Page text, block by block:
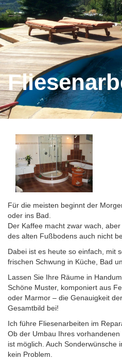
Für die meisten beginnt der
oder ins Bad.
Der Kaffee macht zwar wach,
des alten Fußbodens auch nicht
Dabei ist es heute so einfach, mit
frischen Schwung in Küche, Bad
Lassen Sie Ihre Räume in
Schöne Muster, komponiert aus
oder Marmor – die Genauigkeit
Gesamtbild bei!
Ich führe Fliesenarbeiten im
Ob der Umbau Ihres
ist möglich. Auch Sonderwünsche
kein Problem.